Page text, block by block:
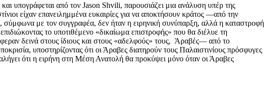
υπογράφεται από τον Jason Shvili, παρουσιάζει μια ανάλυση υπέρ της
είχαν επανειλημμένα ευκαιρίες για να αποκτήσουν κράτος —από την
σύμφωνα με τον συγγραφέα, δεν ήταν η ειρηνική συνύπαρξη, αλλά η καταστροφή
το υποτιθέμενο «δικαίωμα επιστροφής» που θα διέλυε τη
δεινά στους ίδιους και στους «αδελφούς» τους, Άραβές— από το
υποστηρίζοντας ότι οι Άραβες διατηρούν τους Παλαιστινίους πρόσφυγες
ότι η ειρήνη στη Μέση Ανατολή θα προκύψει μόνο όταν οι Άραβες